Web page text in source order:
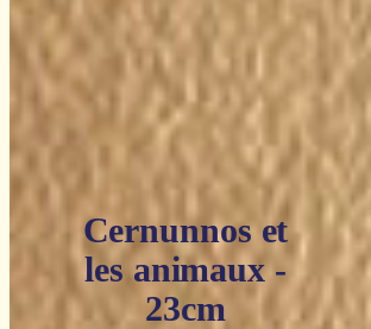
Cernunnos et
les animaux -
23cm